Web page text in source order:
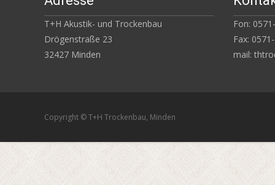
T+H Akustik- und Trockenbau
Drögenstraße 23
32427 Minden
Fon:
Fax:
mail:
Copyright © T+H Trockenbau, Minden